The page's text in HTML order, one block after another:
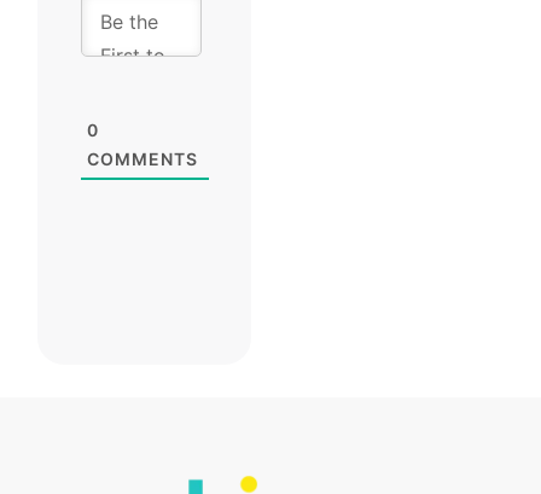
0
COMMENTS